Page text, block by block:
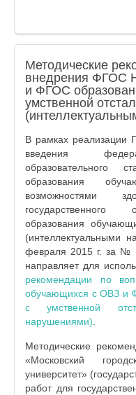
Методические
внедрения ФГОС
и ФГОС
умственной
В рамках реализации
введения
образовательного
образования
возможностями
государственного
образования
(интеллектуальными
февраля 2015 г. за №
направляет для
рекомендации по
обучающихся с ОВЗ и
с умственной
нарушениями)
Методические
«Московский
университет»
работ для